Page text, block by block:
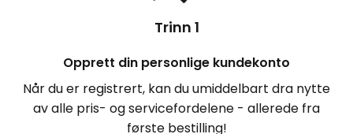
Trinn 1
Opprett din personlige kundekonto
Når du er registrert, kan du umiddelbart dra nytte
av alle pris- og servicefordelene - allerede fra
første bestilling!